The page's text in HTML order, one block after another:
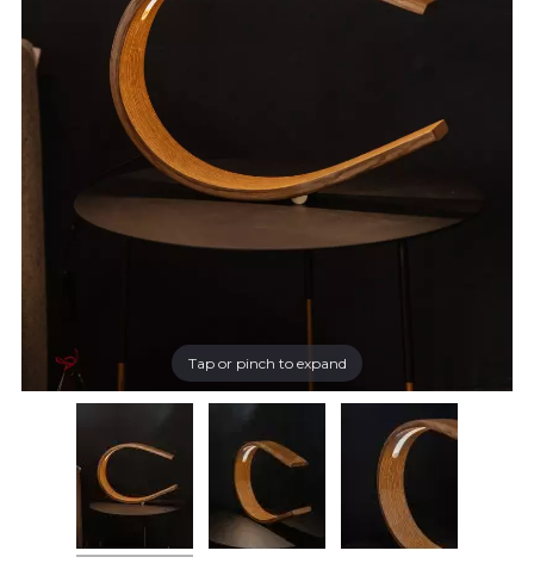
Tap or pinch to expand